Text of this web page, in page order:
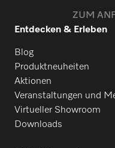
ZUM
Entdecken & Erleben
Blog
Produktneuheiten
Aktionen
Veranstaltungen und
Virtueller Showroom
Downloads